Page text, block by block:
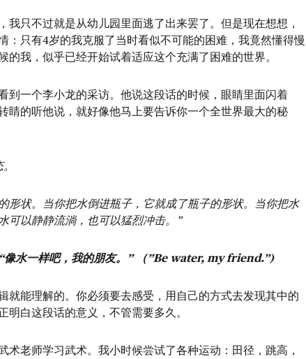
我只不过就是从幼儿园里面逃了出来罢了。但是现在想想，
：只有4岁的我克服了当时看似不可能的困难，我竟然懂得慢
我，似乎已经开始试着适应这个充满了困难的世界。
到一个李小龙的采访。他说这段话的时候，眼睛里面闪着
睛的听他说，就好像他马上要告诉你一个全世界最大的秘
形状。当你把水倒进瓶子，它就成了瓶子的形状。当你把水
可以静静流淌，也可以猛烈冲击。”
“像水一样吧，我的朋友。” （”Be water, my friend.”)
就能理解的。你必须要去感受，用自己的方式去发现其中的
白这段话的意义，不管需要多久。
术老师学习武术。我小时候尝试了各种运动：田径，跳高，